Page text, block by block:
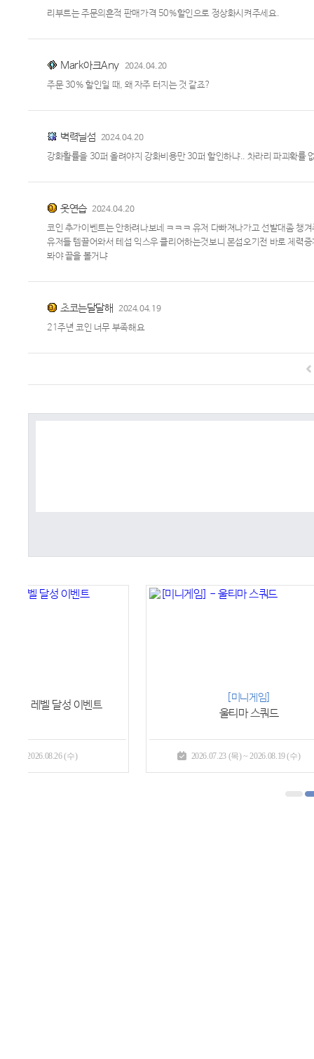
리부트는 주문의흔적 판매가격 50%할인으로 정상화시켜주세요.
Mark아크Any 2024.04.20
주문 30% 할인일 때, 왜 자주 터지는 것 같죠?
벽력닐섬 2024.04.20
강화활률을 30퍼 올려야지 강화비용만 30퍼 할인하냐.. 차라리 파괴확률
옷연습 2024.04.20
코인 추가이벤트는 안하려나보네 ㅋㅋㅋ 유저 다빠져나가고 선발대좀 챙
유저들 템끌어와서 테섭 익스우 클리어하는것보니 본섭오기전 바로 체력
봐야 끝을 볼거냐
초코는달달해 2024.04.19
21주년 코인 너무 부족해요
상인단의 물자 지원 II
2026.07.23 (목) ~ 2026.08.19 (수)